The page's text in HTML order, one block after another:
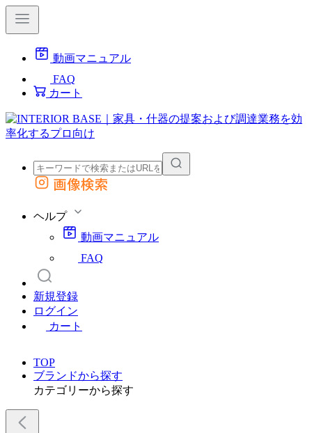
動画マニュアル
FAQ
カート
外部サイトの商品をカートに追加
画像検索
ヘルプ
動画マニュアル
FAQ
新規登録
ログイン
カート
TOP
ブランドから探す
カテゴリーから探す